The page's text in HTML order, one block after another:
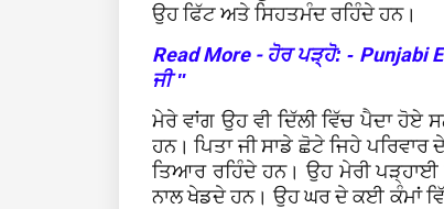
ਉਹ ਫਿੱਟ ਅਤੇ ਸਿਹਤਮੰਦ ਰਹਿੰਦੇ ਹਨ।
Read More - ਹੋਰ ਪੜ੍ਹੋ: - Punjabi
ਜੀ "
ਮੇਰੇ ਵਾਂਗ ਉਹ ਵੀ ਦਿੱਲੀ ਵਿੱਚ ਪੈਦਾ ਹੋਏ
ਹਨ। ਪਿਤਾ ਜੀ ਸਾਡੇ ਛੋਟੇ ਜਿਹੇ
ਤਿਆਰ ਰਹਿੰਦੇ ਹਨ। ਉਹ ਮੇਰੀ
ਨਾਲ ਖੇਡਦੇ ਹਨ। ਉਹ ਘਰ ਦੇ ਕਈ ਕੰਮਾਂ